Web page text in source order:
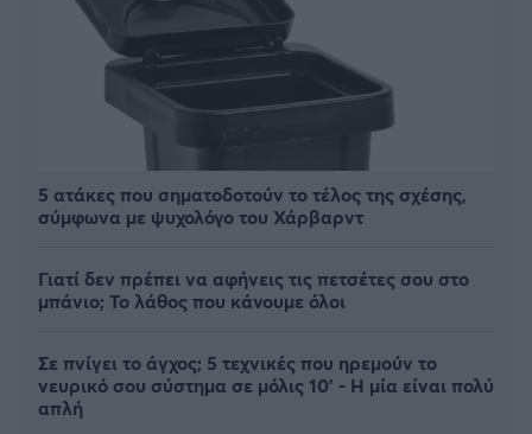
5 ατάκες που σηματοδοτούν το τέλος της σχέσης,
σύμφωνα με ψυχολόγο του Χάρβαρντ
Γιατί δεν πρέπει να αφήνεις τις πετσέτες σου στο
μπάνιο; Το λάθος που κάνουμε όλοι
Σε πνίγει το άγχος; 5 τεχνικές που ηρεμούν το
νευρικό σου σύστημα σε μόλις 10' - Η μία είναι πολύ
απλή